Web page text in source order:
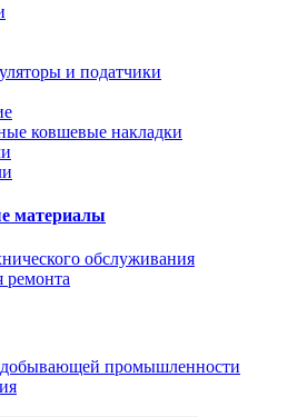
и податчики
ковшевые накладки
материалы
обслуживания
ремонта
промышленности